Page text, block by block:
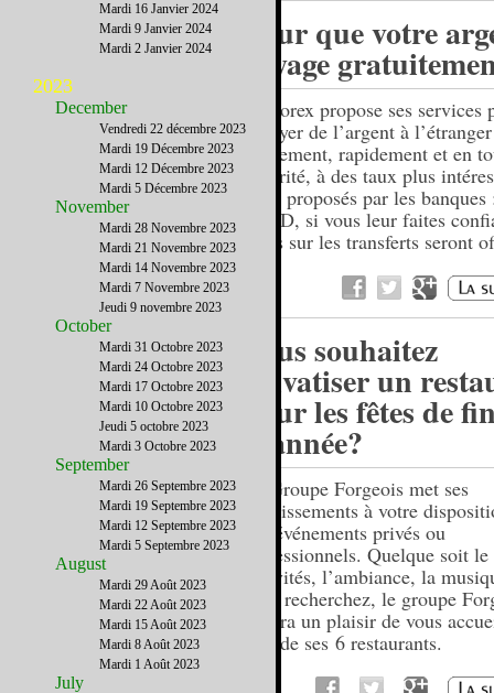
Pour que votre
voyage
USForex propose ses services
envoyer de l’argent à l’étranger
facilement, rapidement et en
sécurité, à des taux plus
ceux proposés par les
du FD, si vous leur faites
taxes sur les transferts seront
Vous souhaitez
privatiser un
pour les fêtes de
d’année?
Le Groupe Forgeois met ses
établissements à votre
vos événements privés ou
professionnels. Quelque soit
d’invités, l’ambiance, la
vous recherchez, le groupe
se fera un plaisir de vous
l’un de ses 6 restaurants.
Mardi 16 Janvier 2024
Mardi 9 Janvier 2024
Mardi 2 Janvier 2024
2023
December
Vendredi 22 décembre 2023
Mardi 19 Décembre 2023
Mardi 12 Décembre 2023
Mardi 5 Décembre 2023
November
Mardi 28 Novembre 2023
Mardi 21 Novembre 2023
Mardi 14 Novembre 2023
Mardi 7 Novembre 2023
Jeudi 9 novembre 2023
October
Mardi 31 Octobre 2023
Mardi 24 Octobre 2023
Mardi 17 Octobre 2023
Mardi 10 Octobre 2023
Jeudi 5 octobre 2023
Mardi 3 Octobre 2023
September
Mardi 26 Septembre 2023
Mardi 19 Septembre 2023
Mardi 12 Septembre 2023
Mardi 5 Septembre 2023
August
Mardi 29 Août 2023
Mardi 22 Août 2023
Mardi 15 Août 2023
Mardi 8 Août 2023
Mardi 1 Août 2023
July